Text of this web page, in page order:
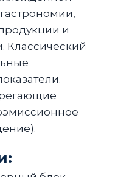
и
Классический